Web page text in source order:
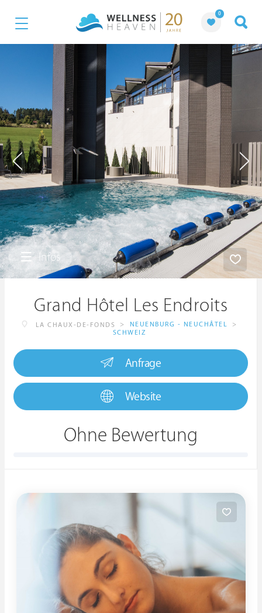
0
Infos
Grand Hôtel Les Endroits
LA CHAUX-DE-FONDS > NEUENBURG - NEUCHÂTEL
>
SCHWEIZ
Anfrage
Website
Ohne Bewertung